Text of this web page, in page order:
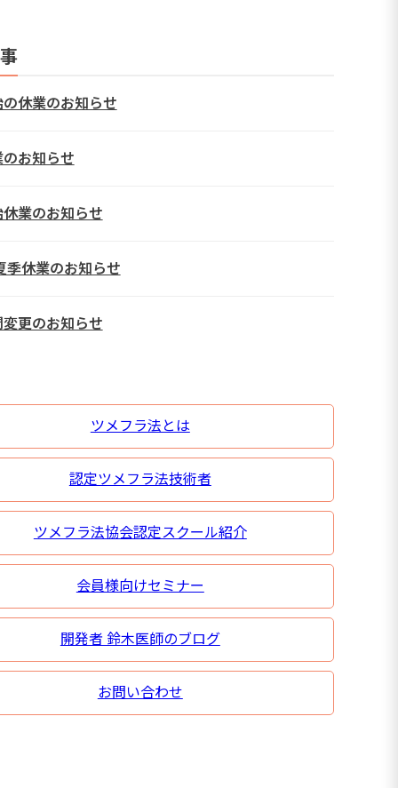
休業のお知らせ
お知らせ
業のお知らせ
季休業のお知らせ
更のお知らせ
ツメフラ法とは
認定ツメフラ法技術者
ツメフラ法協会認定スクール紹介
会員様向けセミナー
開発者 鈴木医師のブログ
お問い合わせ